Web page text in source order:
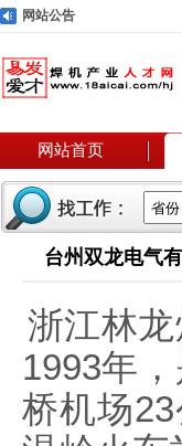
网站公告
网站首页
台州双龙电气
浙江林
1993年
桥机场